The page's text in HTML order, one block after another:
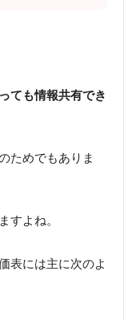
ても情報共有でき
ためでもありま
すよね。
表には主に次のよ